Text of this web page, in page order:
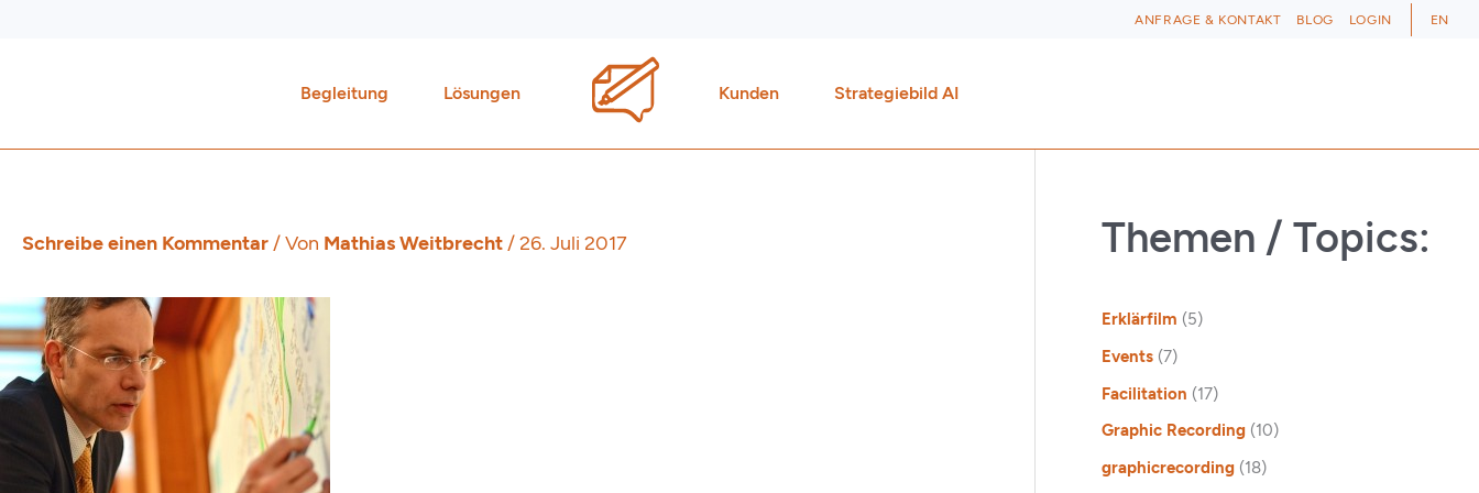
ANFRAGE & KONTAKT BLOG LOGIN EN
Begleitung Lösungen Kunden Strategiebild AI
Schreibe einen Kommentar/ Von Mathias Weitbrecht/26. Juli 2017 Themen / Topics:
Erklärfilm (5)
Events(7)
Facilitation (17)
Graphic Recording(10)
graphicrecording(18)